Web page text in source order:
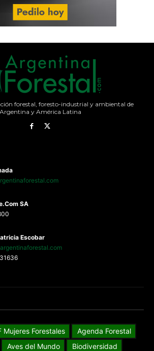
forestal, foresto-industrial y ambiental de
Argentina y América Latina
SA
Escobar
Mujeres Forestales
Agenda Forestal
Aves del Mundo
Biodiversidad